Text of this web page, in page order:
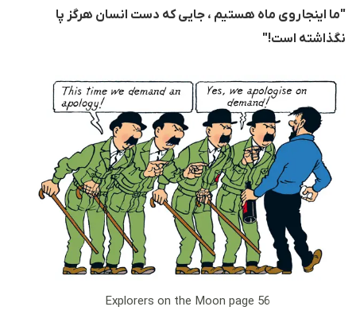
"ما اینجا روی ماه هستیم ، جایی که دست انسان هرگز پا
نگذاشته است!"
Explorers on the Moon page 56